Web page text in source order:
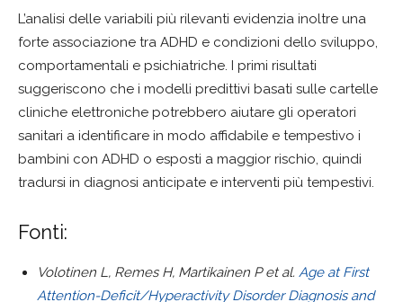
L’analisi delle variabili più rilevanti evidenzia inoltre una
forte associazione tra ADHD e condizioni dello sviluppo,
comportamentali e psichiatriche. I primi risultati
suggeriscono che i modelli predittivi basati sulle cartelle
cliniche elettroniche potrebbero aiutare gli operatori
sanitari a identificare in modo affidabile e tempestivo i
bambini con ADHD o esposti a maggior rischio, quindi
tradursi in diagnosi anticipate e interventi più tempestivi.
Fonti:
Volotinen L, Remes H, Martikainen P et al. Age at First
Attention-Deficit/Hyperactivity Disorder Diagnosis and